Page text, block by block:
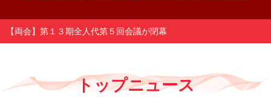
【両会】第１３期全人代第５回会議が閉幕
トップニュース